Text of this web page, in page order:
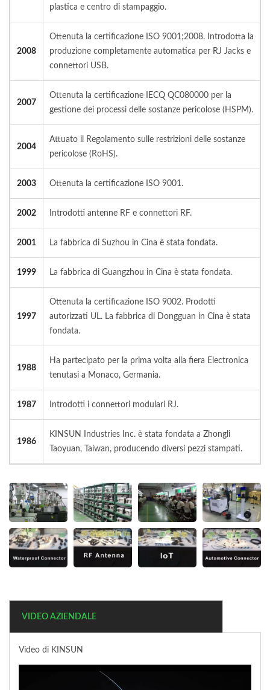
plastica e centro di stampaggio.
2008
Ottenuta la certificazione ISO 9001;2008. Introdotta la
produzione completamente automatica per RJ Jacks e
connettori USB.
2007
Ottenuta la certificazione IECQ QC080000 per la
gestione dei processi delle sostanze pericolose (HSPM).
2004
Attuato il Regolamento sulle restrizioni delle sostanze
pericolose (RoHS).
2003 Ottenuta la certificazione ISO 9001.
2002 Introdotti antenne RF e connettori RF.
2001 La fabbrica di Suzhou in Cina è stata fondata.
1999 La fabbrica di Guangzhou in Cina è stata fondata.
1997
Ottenuta la certificazione ISO 9002. Prodotti
autorizzati UL. La fabbrica di Dongguan in Cina è stata
fondata.
1988
Ha partecipato per la prima volta alla fiera Electronica
tenutasi a Monaco, Germania.
1987 Introdotti i connettori modulari RJ.
1986
KINSUN Industries Inc. è stata fondata a Zhongli
Taoyuan, Taiwan, producendo diversi pezzi stampati.
VIDEO AZIENDALE
Video di KINSUN